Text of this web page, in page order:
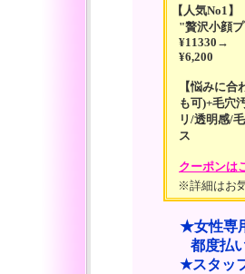
【人気No1】
"贅沢小顔
¥11330→
¥6,200
【悩みに
も可)+毛穴
リ/透明感/
ス
クーポンは
※詳細はお
★女性専用
都度払い・
★スタッフ